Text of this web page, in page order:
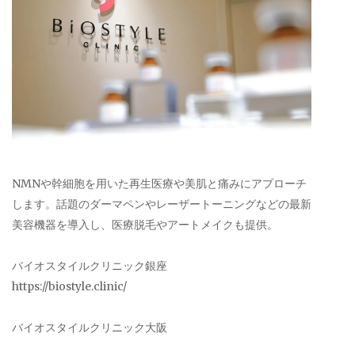
NMNや幹細胞を用いた再生医療や美肌と痛みにアプローチ
します。話題のダーマペンやレーザートーニングなどの最新
美容機器を導入し、医療脱毛やアートメイクも提供。
バイオスタイルクリニック銀座
https://biostyle.clinic/
バイオスタイルクリニック大阪